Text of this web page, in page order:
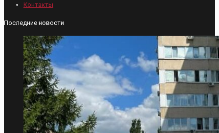
Контакты
Последние новости